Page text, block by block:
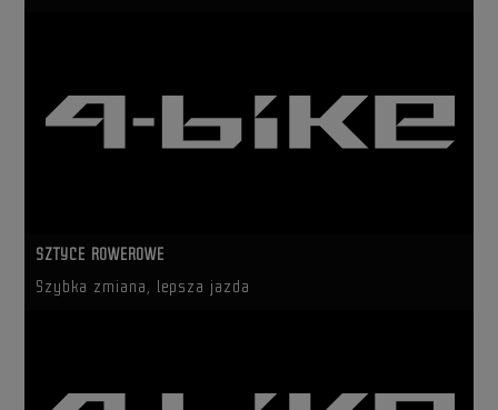
SZTYCE ROWEROWE
Szybka zmiana, lepsza jazda